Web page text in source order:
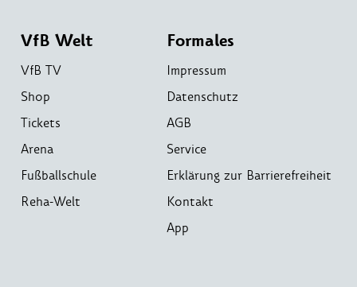
VfB Welt
VfB TV
Shop
Tickets
Arena
Fußballschule
Reha-Welt
Formales
Impressum
Datenschutz
AGB
Service
Erklärung zur Barrierefreiheit
Kontakt
App